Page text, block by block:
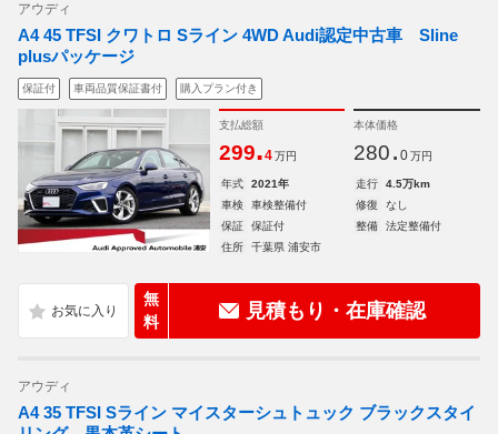
アウディ
A4 45 TFSI クワトロ Sライン 4WD Audi認定中古車 Sline
plusパッケージ
保証付 車両品質保証書付 購入プラン付き
支払総額
299.4 万円
本体価格
280. 0 万円
年式 2021年 走行
4.5万km
車検
車検整備付 修復
なし
保証
保証付 整備
法定整備付
住所
千葉県 浦安市
無
料
見積もり・在庫確認
アウディ
A4 35 TFSI Sライン マイスターシュトュック ブラックスタイ